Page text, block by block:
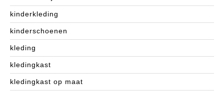
kinderkleding
kinderschoenen
kleding
kledingkast
kledingkast op maat